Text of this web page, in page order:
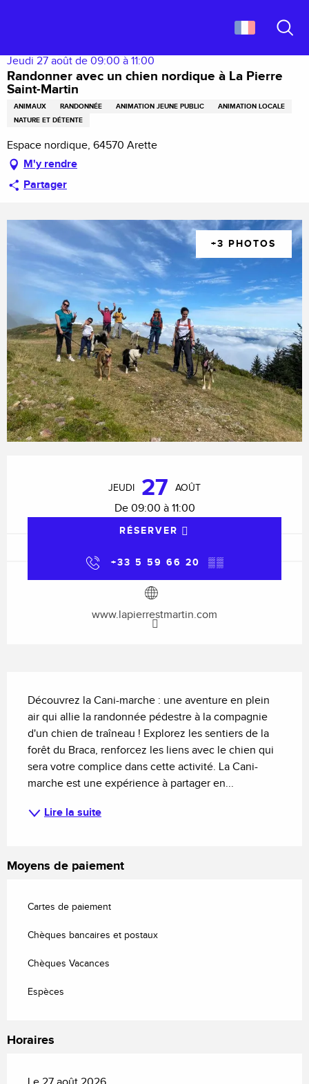
principal
Randonner avec un chien nordique à La Pierre Saint-Martin
Jeudi 27 août de 09:00 à 11:00
Randonner avec un chien nordique à La Pierre
Saint-Martin
ANIMAUX RANDONNÉE ANIMATION JEUNE PUBLIC
ANIMATION LOCALE
NATURE ET DÉTENTE
Espace nordique, 64570 Arette
M'y rendre
Partager
+3 PHOTOS
JEUDI 27 AOÛT
De 09:00 à 11:00
RÉSERVER
+33 5 59 66 20 ▒▒
www.lapierrestmartin.com
Découvrez la Cani-marche : une aventure en plein
air qui allie la randonnée pédestre à la compagnie
d'un chien de traîneau ! Explorez les sentiers de la
forêt du Braca, renforcez les liens avec le chien qui
sera votre complice dans cette activité. La Cani-
marche est une expérience à partager en...
Lire la suite
Moyens de paiement
Cartes de paiement
Chèques bancaires et postaux
Chèques Vacances
Espèces
Horaires